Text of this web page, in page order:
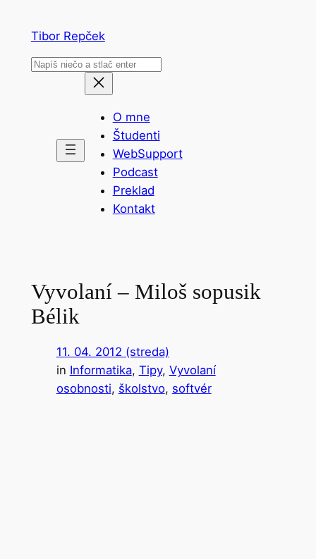
Tibor Repček
Hľadať
O mne
Študenti
WebSupport
Podcast
Preklad
Kontakt
Vyvolaní – Miloš sopusik
Bélik
11. 04. 2012 (streda)
in Informatika, Tipy, Vyvolaní
osobnosti, školstvo, softvér